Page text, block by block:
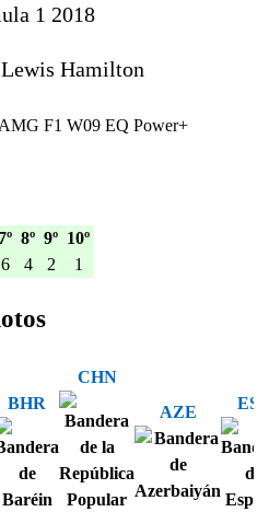
1 2018
Hamilton
F1 W09 EQ Power+
7º 8º 9º 10º
6 4 2 1
BHR
CHN
AZE
ESP